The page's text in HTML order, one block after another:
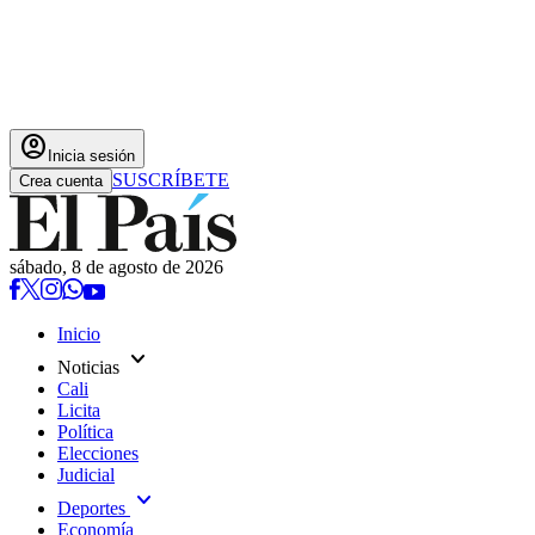
account_circle Inicia sesión
Crea cuenta SUSCRÍBETE
sábado, 8 de agosto de 2026
Inicio
Noticias expand_more
Cali
Licita
Política
Elecciones
Judicial
Deportes expand_more
Economía